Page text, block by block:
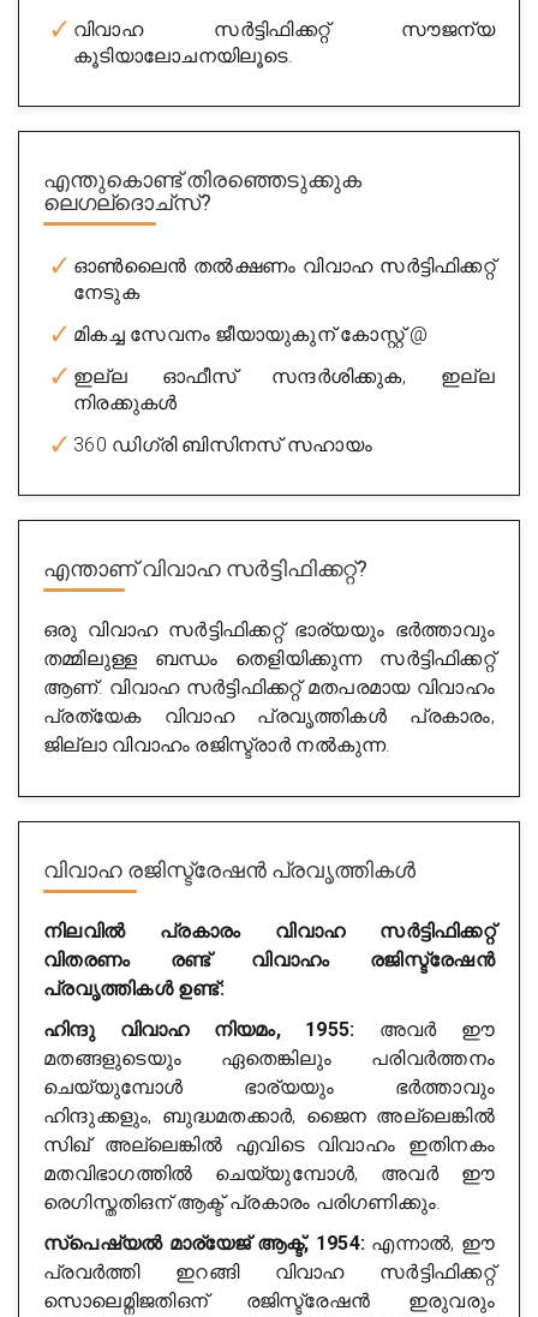
വിവാഹ സർട്ടിഫിക്കറ്റ് സൗജന്യ
കൂടിയാലോചനയിലൂടെ.
എന്തുകൊണ്ട് തിരഞ്ഞെടുക്കുക
ലെഗല്ദൊച്സ്?
ഓൺലൈൻ തൽക്ഷണം വിവാഹ സർട്ടിഫിക്കറ്റ്
നേടുക
മികച്ച സേവനം ജീയായുകുന് കോസ്റ്റ് @
ഇല്ല ഓഫീസ് സന്ദർശിക്കുക, ഇല്ല
നിരക്കുകൾ
360 ഡിഗ്രി ബിസിനസ് സഹായം
എന്താണ്വിവാഹ സർട്ടിഫിക്കറ്റ്?
ഒരു വിവാഹ സർട്ടിഫിക്കറ്റ് ഭാര്യയും ഭർത്താവും
തമ്മിലുള്ള ബന്ധം തെളിയിക്കുന്ന സർട്ടിഫിക്കറ്റ്
ആണ്. വിവാഹ സർട്ടിഫിക്കറ്റ് മതപരമായ വിവാഹം
പ്രത്യേക വിവാഹ പ്രവൃത്തികൾ പ്രകാരം,
ജില്ലാ വിവാഹം രജിസ്ട്രാർ നൽകുന്ന.
വിവാഹ രജിസ്ട്രേഷൻ പ്രവൃത്തികൾ
നിലവിൽ പ്രകാരം വിവാഹ സർട്ടിഫിക്കറ്റ്
വിതരണം രണ്ട് വിവാഹം രജിസ്ട്രേഷൻ
പ്രവൃത്തികൾ ഉണ്ട്:
ഹിന്ദു വിവാഹ നിയമം, 1955: അവർ ഈ
മതങ്ങളുടെയും ഏതെങ്കിലും പരിവർത്തനം
ചെയ്യുമ്പോൾ ഭാര്യയും ഭർത്താവും
ഹിന്ദുക്കളും, ബുദ്ധമതക്കാർ, ജൈന അല്ലെങ്കിൽ
സിഖ് അല്ലെങ്കിൽ എവിടെ വിവാഹം ഇതിനകം
മതവിഭാഗത്തിൽ ചെയ്യുമ്പോൾ, അവർ ഈ
രെഗിസ്തതിഒന് ആക്ട് പ്രകാരം പരിഗണിക്കും.
സ്പെഷ്യൽ മാര്യേജ് ആക്ട്, 1954: എന്നാൽ, ഈ
പ്രവർത്തി ഇറങ്ങി വിവാഹ സർട്ടിഫിക്കറ്റ്
സൊലെമ്നിജതിഒന് രജിസ്ട്രേഷൻ ഇരുവരും